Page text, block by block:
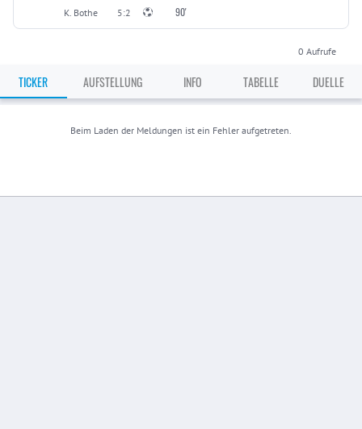
K. Bothe 5:2 90'
0 Aufrufe
TICKER AUFSTELLUNG INFO TABELLE DUELLE
Beim Laden der Meldungen ist ein Fehler aufgetreten.